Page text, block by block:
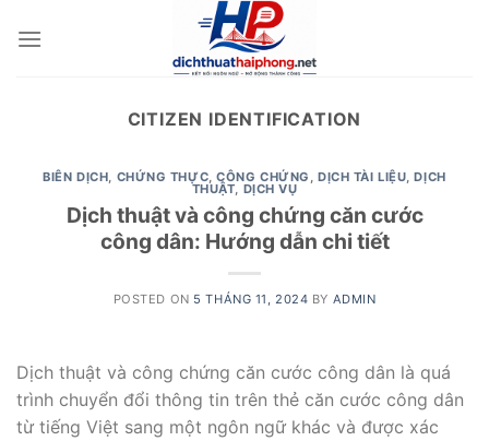
CITIZEN IDENTIFICATION
BIÊN DỊCH, CHỨNG THỰC,CÔNG CHỨNG , DỊCH TÀI LIỆU,DỊCH
THUẬT, DỊCH VỤ
Dịch thuật và công chứng căn cước
công dân: Hướng dẫn chi tiết
POSTED ON 5 THÁNG 11, 2024 BY ADMIN
Dịch thuật và công chứng căn cước công dân là quá
trình chuyển đổi thông tin trên thẻ căn cước công dân
từ tiếng Việt sang một ngôn ngữ khác và được xác